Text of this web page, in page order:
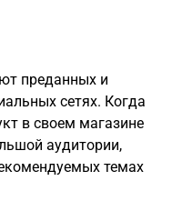
преданных и
сетях. Когда
в своем магазине
аудитории,
темах